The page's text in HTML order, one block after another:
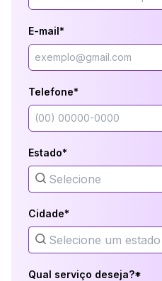
E-mail*
Telefone*
Estado*
Cidade*
Qual serviço deseja?*